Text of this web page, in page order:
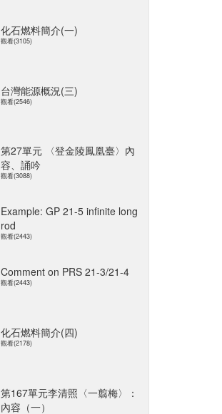
化石燃料簡介(一)
觀看(3105)
台灣能源概況(三)
觀看(2546)
第27單元 〈登金陵鳳凰臺〉內
容、誦吟
觀看(3088)
Example: GP 21-5 infinite long
rod
觀看(2443)
Comment on PRS 21-3/21-4
觀看(2443)
化石燃料簡介(四)
觀看(2178)
第167單元李清照〈一翦梅〉：
內容（一）